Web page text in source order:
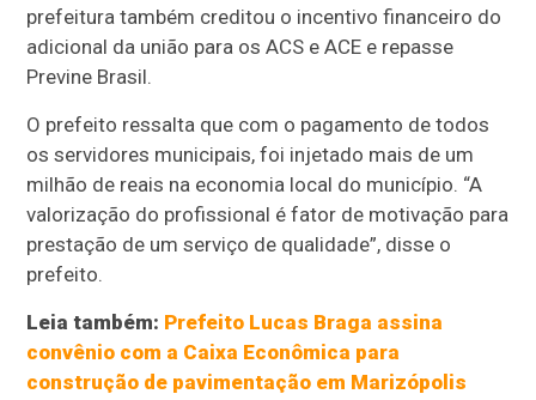
prefeitura também creditou o incentivo financeiro do
adicional da união para os ACS e ACE e repasse
Previne Brasil.
O prefeito ressalta que com o pagamento de todos
os servidores municipais, foi injetado mais de um
milhão de reais na economia local do município. “A
valorização do profissional é fator de motivação para
prestação de um serviço de qualidade”, disse o
prefeito.
Leia também: Prefeito Lucas Braga assina
convênio com a Caixa Econômica para
construção de pavimentação em Marizópolis